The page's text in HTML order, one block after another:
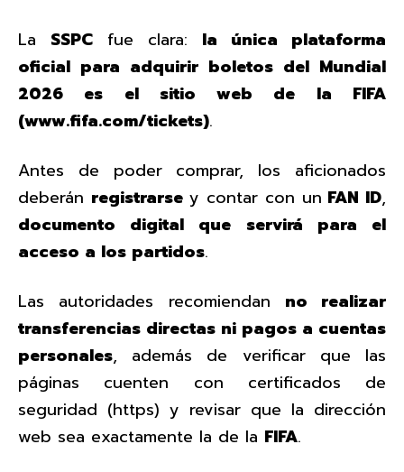
La SSPC fue clara: la única plataforma
oficial para adquirir boletos del Mundial
2026 es el sitio web de la FIFA
(www.fifa.com/tickets).
Antes de poder comprar, los aficionados
deberán registrarsey contar con un FAN ID,
documento digital que servirá para el
acceso a los partidos.
Las autoridades recomiendan no realizar
transferencias directas ni pagos a cuentas
personales, además de verificar que las
páginas cuenten con certificados de
seguridad (https) y revisar que la dirección
web sea exactamente la de la FIFA.